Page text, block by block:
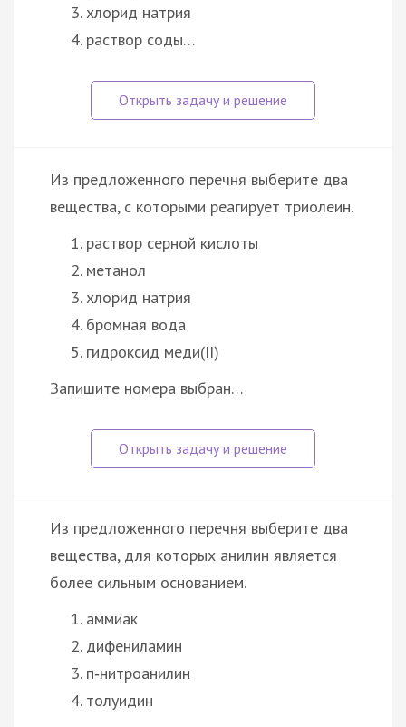
хлорид натрия
раствор соды…
Из предложенного перечня выберите два
вещества, с которыми реагирует триолеин.
раствор серной кислоты
метанол
хлорид натрия
бромная вода
гидроксид меди(II)
Запишите номера выбран…
Из предложенного перечня выберите два
вещества, для которых анилин является
более сильным основанием.
аммиак
дифениламин
п‑нитроанилин
толуидин